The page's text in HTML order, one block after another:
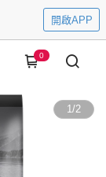
開啟APP
0
1/2